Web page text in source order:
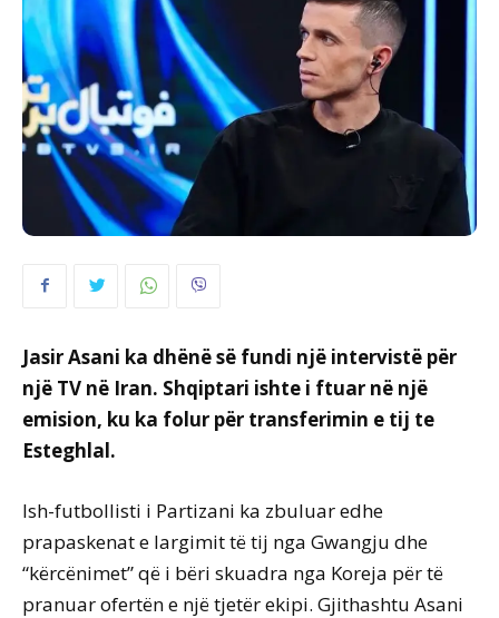
Jasir Asani ka dhënë së fundi një intervistë për
një TV në Iran. Shqiptari ishte i ftuar në një
emision, ku ka folur për transferimin e tij te
Esteghlal.
Ish-futbollisti i Partizani ka zbuluar edhe
prapaskenat e largimit të tij nga Gwangju dhe
“kërcënimet” që i bëri skuadra nga Koreja për të
pranuar ofertën e një tjetër ekipi. Gjithashtu Asani